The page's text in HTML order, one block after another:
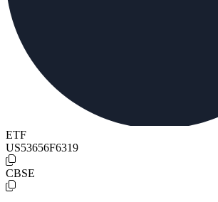
ETF
US53656F6319
CBSE